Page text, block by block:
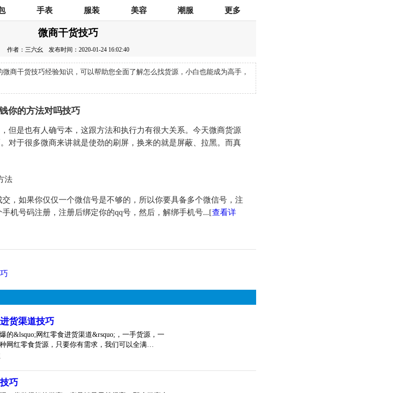
手表 服装 美容 潮服 更多
微商干货技巧
作者：三六幺 发布时间：2020-01-24 16:02:40
商干货技巧经验知识，可以帮助您全面了解怎么找货源，小白也能成为高手，
你的方法对吗技巧
但是也有人确亏本，这跟方法和执行力有很大关系。今天微商货源
对于很多微商来讲就是使劲的刷屏，换来的就是屏蔽、拉黑。而真
法
，如果你仅仅一个微信号是不够的，所以你要具备多个微信号，注
机号码注册，注册后绑定你的qq号，然后，解绑手机号...[查看详
货渠道技巧
的&lsquo;网红零食进货渠道&rsquo;，一手货源，一
网红零食货源，只要你有需求，我们可以全满…
巧